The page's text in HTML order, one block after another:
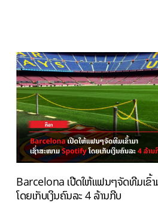
Barcelona ເປີດໃຫ້ແຟນໆຈັດທີມເຂົ້າ
ໂດຍເກັບເງິນຄົນລະ 4 ລ້ານກີບ